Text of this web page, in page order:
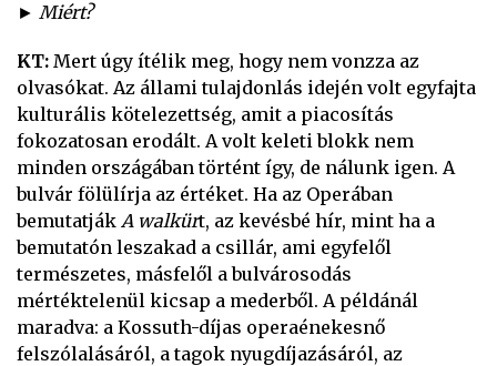
► Miért?
KT: Mert úgy ítélik meg, hogy nem vonzza az
olvasókat. Az állami tulajdonlás idején volt egyfajta
kulturális kötelezettség, amit a piacosítás
fokozatosan erodált. A volt keleti blokk nem
minden országában történt így, de nálunk igen. A
bulvár fölülírja az értéket. Ha az Operában
bemutatják A walkürt, az kevésbé hír, mint ha a
bemutatón leszakad a csillár, ami egyfelől
természetes, másfelől a bulvárosodás
mértéktelenül kicsap a mederből. A példánál
maradva: a Kossuth-díjas operaénekesnő
felszólalásáról, a tagok nyugdíjazásáról, az